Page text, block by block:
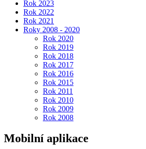
Rok 2023
Rok 2022
Rok 2021
Roky 2008 - 2020
Rok 2020
Rok 2019
Rok 2018
Rok 2017
Rok 2016
Rok 2015
Rok 2011
Rok 2010
Rok 2009
Rok 2008
Mobilní aplikace